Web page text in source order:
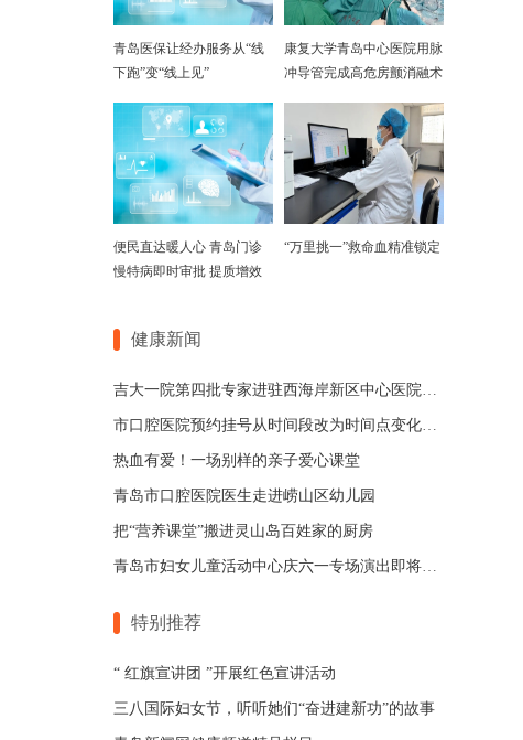
青岛医保让经办服务从“线
下跑”变“线上见”
康复大学青岛中心医院用脉
冲导管完成高危房颤消融术
便民直达暖人心 青岛门诊
慢特病即时审批 提质增效
“万里挑一”救命血精准锁定
健康新闻
吉大一院第四批专家进驻西海岸新区中心医院开展诊疗
市口腔医院预约挂号从时间段改为时间点变化请您知道
热血有爱！一场别样的亲子爱心课堂
青岛市口腔医院医生走进崂山区幼儿园
把“营养课堂”搬进灵山岛百姓家的厨房
青岛市妇女儿童活动中心庆六一专场演出即将温情上演
特别推荐
“ 红旗宣讲团 ”开展红色宣讲活动
三八国际妇女节，听听她们“奋进建新功”的故事